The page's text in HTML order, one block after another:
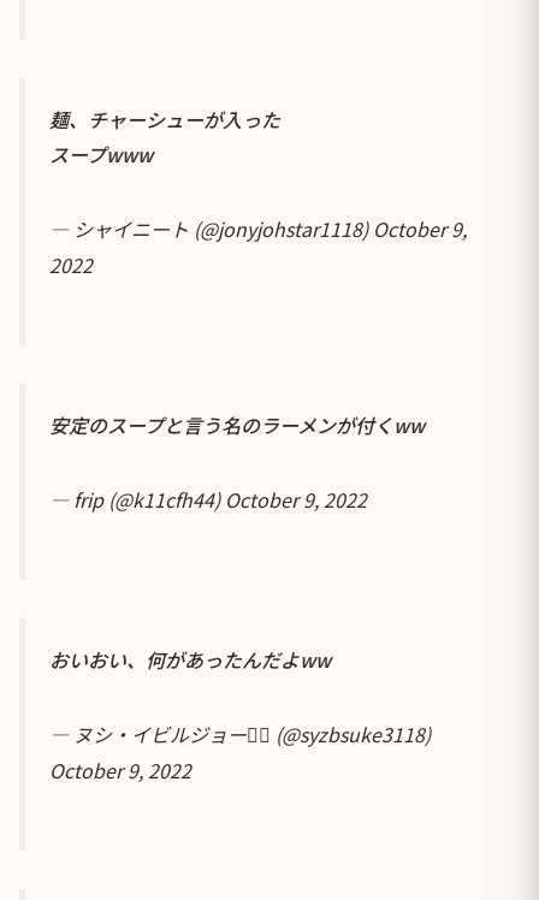
麺、チャーシューが入った
スープwww
— シャイニート (@jonyjohstar1118) October 9,
2022
安定のスープと言う名のラーメンが付くww
— frip (@k11cfh44) October 9, 2022
おいおい、何があったんだよww
— ヌシ・イビルジョー🏴‍☠️ (@syzbsuke3118)
October 9, 2022